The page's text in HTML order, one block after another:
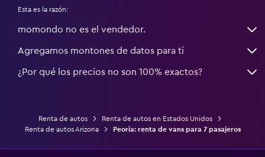
Esta es la razón:
momondo no es el vendedor.
Agregamos montones de datos para ti
¿Por qué los precios no son 100% exactos?
Renta de autos
Renta de autos en Estados Unidos
Renta de autos Arizona
Peoria: renta de vans para 7 pasajeros